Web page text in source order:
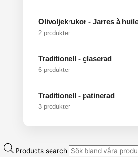
Olivoljekrukor - Jarres à huile
2 produkter
Traditionell - glaserad
6 produkter
Traditionell - patinerad
3 produkter
Products search